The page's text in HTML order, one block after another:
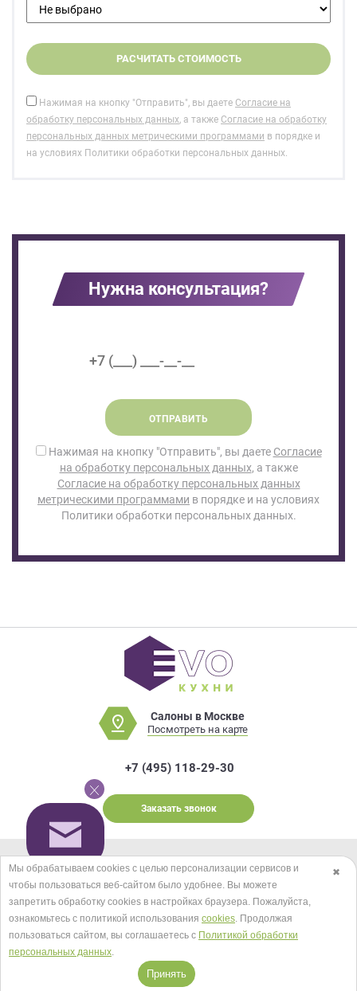
Нажимая на кнопку "Отправить", вы даете Согласие на
обработку персональных данных, а также Согласие на обработку
персональных данных метрическими программами в порядке и
на условиях Политики обработки персональных данных.
Нужна консультация?
ОТПРАВИТЬ
Нажимая на кнопку "Отправить", вы даете Согласие
на обработку персональных данных, а также
Согласие на обработку персональных данных
метрическими программами в порядке и на условиях
Политики обработки персональных данных.
Салоны в Москве
Посмотреть на карте
+7 (495) 118-29-30
Заказать звонок
© EVO КУХНИ 2026.
Карта сайта
Мы в соцсетях
Принимаем к оплате
✖
Мы обрабатываем cookies с целью персонализации сервисов и
чтобы пользоваться веб-сайтом было удобнее. Вы можете
запретить обработку сookies в настройках браузера. Пожалуйста,
ознакомьтесь с политикой использования cookies. Продолжая
пользоваться сайтом, вы соглашаетесь с Политикой обработки
персональных данных.
Принять